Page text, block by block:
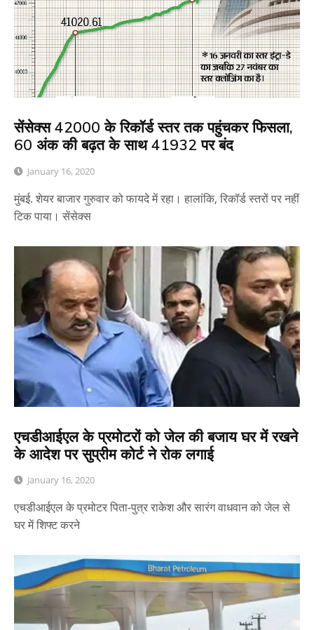
सेंसेक्स 42000 के रिकॉर्ड स्तर तक पहुंचकर फिसला,
60 अंक की बढ़त के साथ 41932 पर बंद
January 16, 2020
मुंबई. शेयर बाजार गुरुवार को फायदे में रहा। हालांकि, रिकॉर्ड स्तरों पर नहीं
टिक पाया। सेंसेक्स
एचडीआईएल के प्रमोटरों को जेल की बजाय घर में रखने
के आदेश पर सुप्रीम कोर्ट ने रोक लगाई
January 16, 2020
एचडीआईएल के प्रमोटर पिता-पुत्र राकेश और सारंग वाधवान को जेल से
घर में शिफ्ट करने